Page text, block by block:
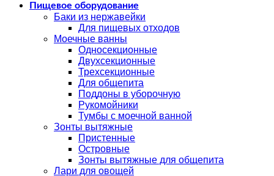
Пищевое оборудование
Баки из нержавейки
Для пищевых отходов
Моечные ванны
Односекционные
Двухсекционные
Трехсекционные
Для общепита
Поддоны в уборочную
Рукомойники
Тумбы с моечной ванной
Зонты вытяжные
Пристенные
Островные
Зонты вытяжные для общепита
Лари для овощей